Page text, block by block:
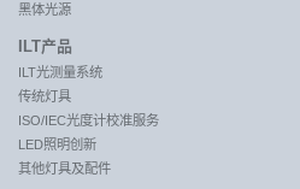
黑体光源
ILT产品
ILT光测量系统
传统灯具
ISO/IEC光度计校准服务
LED照明创新
其他灯具及配件